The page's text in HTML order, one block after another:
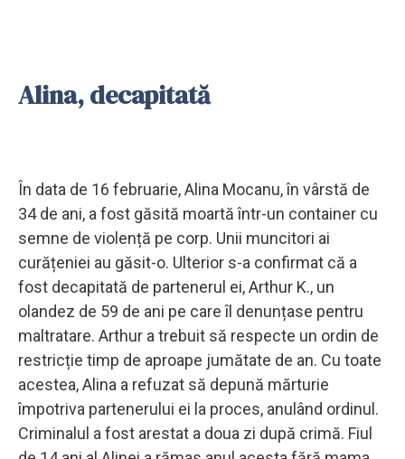
Alina, decapitată
În data de 16 februarie, Alina Mocanu, în vârstă de
34 de ani, a fost găsită moartă într-un container cu
semne de violență pe corp. Unii muncitori ai
curățeniei au găsit-o. Ulterior s-a confirmat că a
fost decapitată de partenerul ei, Arthur K., un
olandez de 59 de ani pe care îl denunțase pentru
maltratare. Arthur a trebuit să respecte un ordin de
restricție timp de aproape jumătate de an. Cu toate
acestea, Alina a refuzat să depună mărturie
împotriva partenerului ei la proces, anulând ordinul.
Criminalul a fost arestat a doua zi după crimă. Fiul